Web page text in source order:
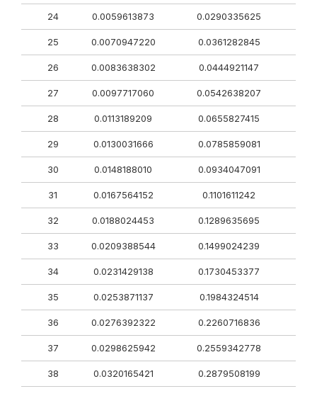
24 0.0059613873 0.0290335625
25 0.0070947220 0.0361282845
26 0.0083638302 0.0444921147
27 0.0097717060 0.0542638207
28 0.0113189209 0.0655827415
29 0.0130031666 0.0785859081
30 0.0148188010 0.0934047091
31 0.0167564152 0.1101611242
32 0.0188024453 0.1289635695
33 0.0209388544 0.1499024239
34 0.0231429138 0.1730453377
35 0.0253871137 0.1984324514
36 0.0276392322 0.2260716836
37 0.0298625942 0.2559342778
38 0.0320165421 0.2879508199